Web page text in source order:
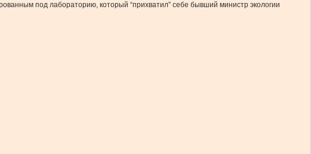
под лабораторию, который “прихватил” себе бывший министр экологии